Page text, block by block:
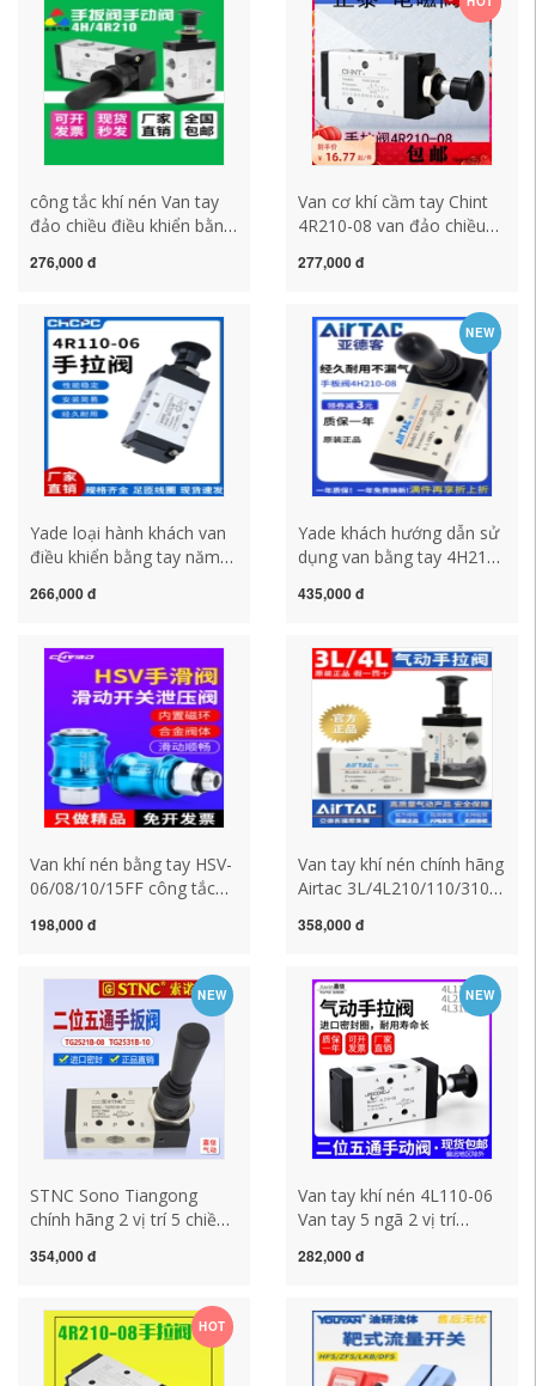
công tắc khí nén Van tay
đảo chiều điều khiển bằng
điều khiển bằng khí nén
bằng khí nén 4R210-08
công tắc hành trình khí
nén công tắc hành trình
khí nén
276,000 đ
Van cơ khí cầm tay Chint
4R210-08 van đảo chiều
4R310-10 điều khiển
khí nén công tắc áp suất
khí nén
277,000 đ
Yade loại hành khách van
điều khiển bằng tay năm
thành phần van khí bằng
kéo đẩy công tắc áp suất
khí nén công tắc áp suất
khí nén
266,000 đ
NEW
Yade khách hướng dẫn sử
dụng van bằng tay 4H210-
khiển van khí chuyển đổi
nén khí công tắc hành
trình khí nén
435,000 đ
Van khí nén bằng tay HSV-
06/08/10/15FF công tắc
2 điểm 3 điểm 4 điểm
trình khí nén công tắc
hành trình khí nén
198,000 đ
Van tay khí nén chính hãng
Airtac 3L/4L210/110/310-
bằng tay van khí công tắc
áp suất máy nén khí
358,000 đ
NEW
STNC Sono Tiangong
chính hãng 2 vị trí 5 chiều
TG2531B-10 van tay
suất máy nén khí công tắc
khí nén
354,000 đ
NEW
Van tay khí nén 4L110-06
Van tay 5 ngã 2 vị trí
điều khiển 4R210 công tắc
282,000 đ
HOT